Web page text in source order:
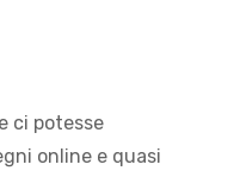
ci potesse
online e quasi